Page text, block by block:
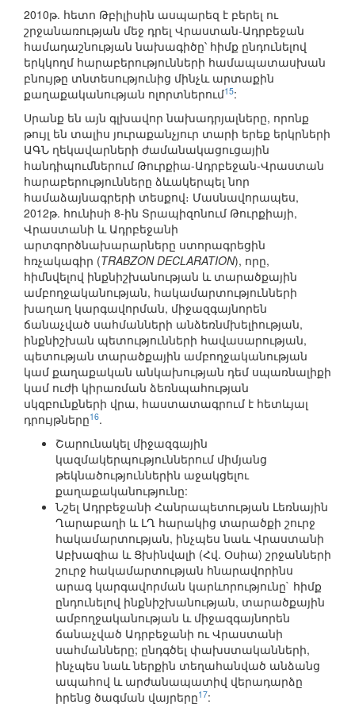
2010թ. հետո Թբիլիսին ասպարեզ է բերել ու
շրջանառության մեջ դրել Վրաստան-Ադրբեջան
համադաշնության նախագիծը՝ հիմք ընդունելով
երկկողմ հարաբերությունների համապատասխան
բնույթը տնտեսությունից մինչև արտաքին
քաղաքականության ոլորտներում15:
Սրանք են այն գլխավոր նախադրյալները, որոնք
թույլ են տալիս յուրաքանչյուր տարի երեք երկրների
ԱԳՆ ղեկավարների ժամանակացուցային
հանդիպումներում Թուրքիա-Ադրբեջան-Վրաստան
հարաբերությունները ձևակերպել նոր
համաձայնագրերի տեսքով։ Մասնավորապես,
2012թ. հունիսի 8-ին Տրապիզոնում Թուրքիայի,
Վրաստանի և Ադրբեջանի
արտգործնախարարները ստորագրեցին
հռչակագիր (TRABZON DECLARATION), որը,
հիմնվելով ինքնիշխանության և տարածքային
ամբողջականության, հակամարտությունների
խաղաղ կարգավորման, միջազգայնորեն
ճանաչված սահմանների անձեռնմխելիության,
ինքնիշխան պետությունների հավասարության,
պետության տարածքային ամբողջականության
կամ քաղաքական անկախության դեմ սպառնալիքի
կամ ուժի կիրառման ձեռնպահության
սկզբունքների վրա, հաստատագրում է հետևյալ
դրույթները16.
Շարունակել միջազգային
կազմակերպություններում միմյանց
թեկնածություններին աջակցելու
քաղաքականությունը:
Նշել Ադրբեջանի Հանրապետության Լեռնային
Ղարաբաղի և ԼՂ հարակից տարածքի շուրջ
հակամարտության, ինչպես նաև Վրաստանի
Աբխազիա և Ցխինվալի (Հվ. Օսիա) շրջանների
շուրջ հակամարտության հնարավորինս
արագ կարգավորման կարևորությունը` հիմք
ընդունելով ինքնիշխանության, տարածքային
ամբողջականության և միջազգայնորեն
ճանաչված Ադրբեջանի ու Վրաստանի
սահմանները; ընդգծել փախստականների,
ինչպես նաև ներքին տեղահանված անձանց
ապահով և արժանապատիվ վերադարձը
իրենց ծագման վայրերը17: